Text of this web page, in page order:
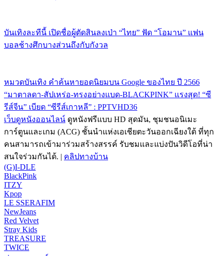
บันเทิงละทีนี้ เปิดชื่อผู้ตัดสินลงเป่า “ไทย” ฟัด “โอมาน” แฟน
บอลช้างศึกบางส่วนถึงกับกังวล
หมวดบันเทิง คำค้นหายอดนิยมบน Google ของไทย ปี 2566
“มาตาลดา-สัปเหร่อ-ทรงอย่างแบด-BLACKPINK” แรงสุด! “ซี
รีส์จีน” เบียด “ซีรีส์เกาหลี” : PPTVHD36
เว็บดูหนังออนไลน์ ดูหนังฟรีแบบ HD สุดมัน, ชุมชนอนิเมะ
การ์ตูนและเกม (ACG) ชั้นนำแห่งเอเชียตะวันออกเฉียงใต้ ที่ทุก
คนสามารถเข้ามาร่วมสร้างสรรค์ รับชมและแบ่งปันวิดีโอที่น่า
สนใจร่วมกันได้. | คลิปทางบ้าน
(G)I-DLE
BlackPink
ITZY
Kpop
LE SSERAFIM
NewJeans
Red Velvet
Stray Kids
TREASURE
TWICE